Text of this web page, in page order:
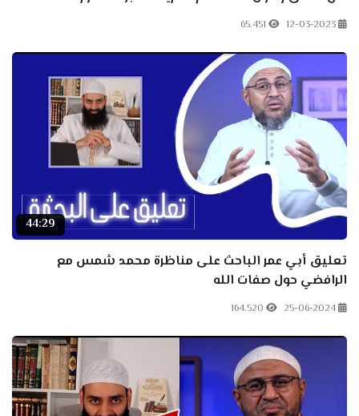
12-03-2023
65.451
44:29
تعليق أبي عمر الباحث على مناظرة محمد شمس مع
الرافضي حول صفات الله
25-06-2024
164.520